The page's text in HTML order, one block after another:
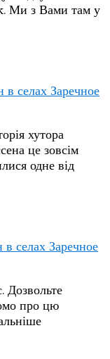
Ми з Вами там у
селах Заречное
хутора
це зовсім
одне від
селах Заречное
Дозвольте
про цю